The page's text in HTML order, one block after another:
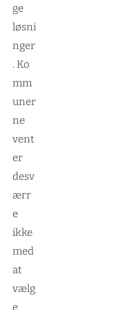
ge
løsni
nger
. Ko
mm
uner
ne
vent
er
desv
ærr
e
ikke
med
at
vælg
e